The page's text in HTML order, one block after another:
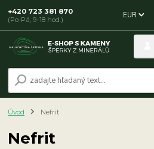
EUR
+420 723 381 870
(Po-Pá, 9-18 hod.)
Úvod Nefrit
Nefrit